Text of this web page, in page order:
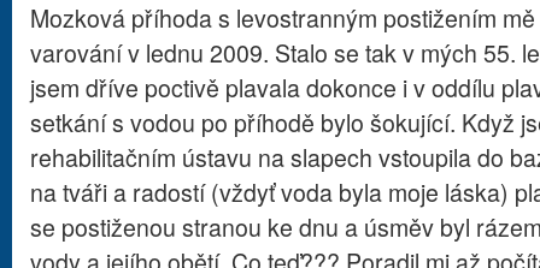
Mozková příhoda s levostranným postižením
varování v lednu 2009. Stalo se tak v mých 55.
jsem dříve poctivě plavala dokonce i v oddílu
setkání s vodou po příhodě bylo šokující. Když
rehabilitačním ústavu na slapech vstoupila do
na tváři a radostí (vždyť voda byla moje láska)
se postiženou stranou ke dnu a úsměv byl